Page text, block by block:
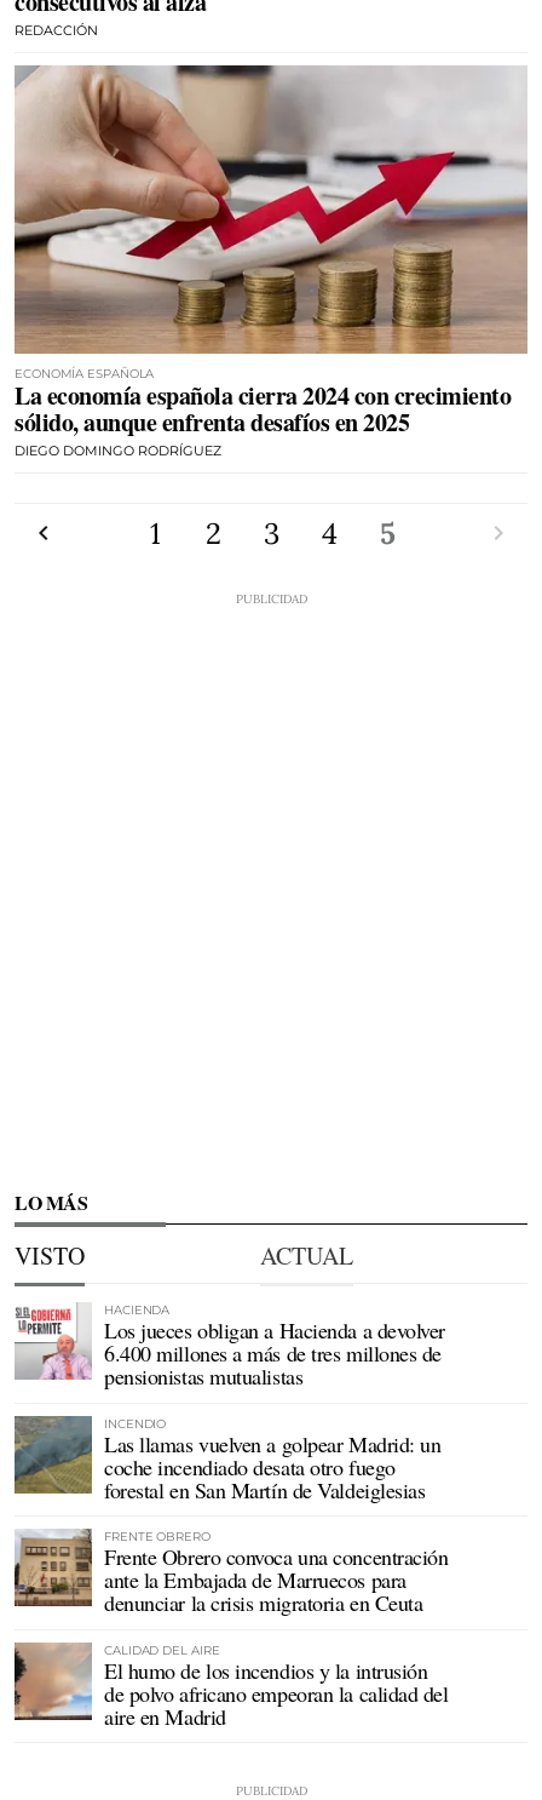
REDACCIÓN
ECONOMÍA ESPAÑOLA
La economía española cierra 2024 con crecimiento
sólido, aunque enfrenta desafíos en 2025
DIEGO DOMINGO RODRÍGUEZ
1 2 3 4 5
LO MÁS
VISTO ACTUAL
HACIENDA
Los jueces obligan a Hacienda a devolver
6.400 millones a más de tres millones de
pensionistas mutualistas
INCENDIO
Las llamas vuelven a golpear Madrid: un
coche incendiado desata otro fuego
forestal en San Martín de Valdeiglesias
FRENTE OBRERO
Frente Obrero convoca una concentración
ante la Embajada de Marruecos para
denunciar la crisis migratoria en Ceuta
CALIDAD DEL AIRE
El humo de los incendios y la intrusión
de polvo africano empeoran la calidad del
aire en Madrid